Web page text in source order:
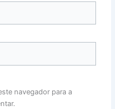
navegador para a